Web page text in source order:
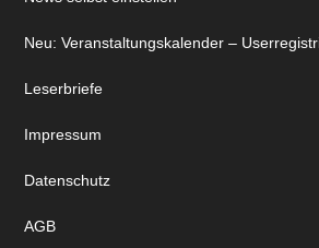
Neu: Veranstaltungskalender –
Leserbriefe
Impressum
Datenschutz
AGB